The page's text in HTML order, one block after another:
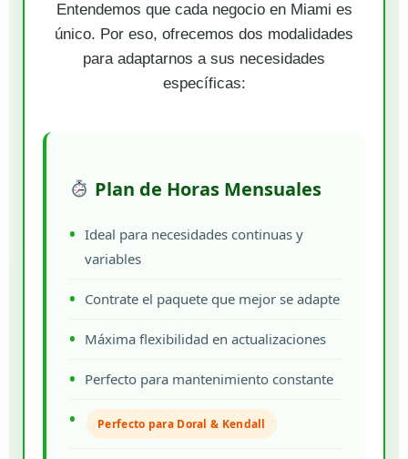
Entendemos que cada negocio en Miami es
único. Por eso, ofrecemos dos modalidades
para adaptarnos a sus necesidades
específicas:
Plan de Horas Mensuales
Ideal para necesidades continuas y
variables
Contrate el paquete que mejor se adapte
Máxima flexibilidad en actualizaciones
Perfecto para mantenimiento constante
Perfecto para Doral & Kendall